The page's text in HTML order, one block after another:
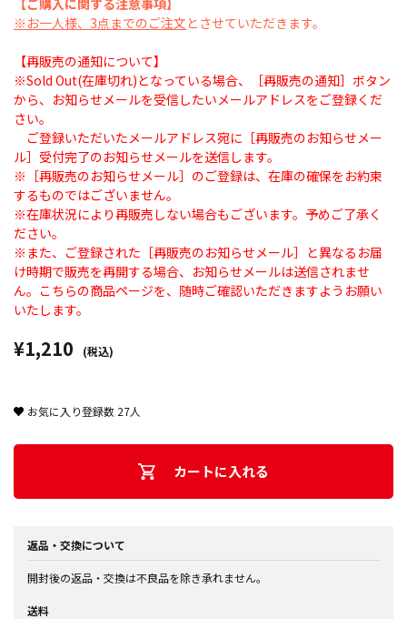
【ご購入に関する注意事項】
※お一人様、3点までのご注文 とさせていただきます。
【再販売の通知について】
※Sold Out(在庫切れ)となっている場合、［再販売の通知］ボタン
から、お知らせメールを受信したいメールアドレスをご登録くだ
さい。
ご登録いただいたメールアドレス宛に［再販売のお知らせメー
ル］受付完了のお知らせメールを送信します。
※［再販売のお知らせメール］のご登録は、在庫の確保をお約束
するものではございません。
※在庫状況により再販売しない場合もございます。予めご了承く
ださい。
※また、ご登録された［再販売のお知らせメール］と異なるお届
け時期で販売を再開する場合、お知らせメールは送信されませ
ん。こちらの商品ページを、随時ご確認いただきますようお願い
いたします。
¥1,210 (税込)
お気に入り登録数 27人
カートに入れる
返品・交換について
開封後の返品・交換は不良品を除き承れません。
送料